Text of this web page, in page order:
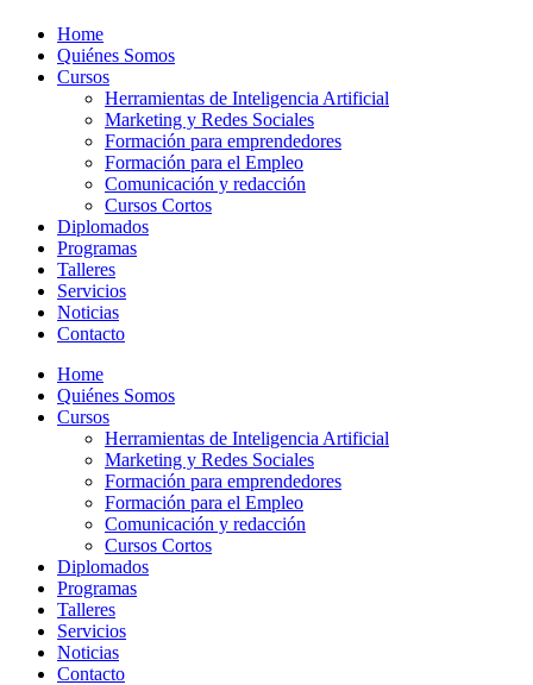
Home
Quiénes Somos
Cursos
Herramientas de Inteligencia Artificial
Marketing y Redes Sociales
Formación para emprendedores
Formación para el Empleo
Comunicación y redacción
Cursos Cortos
Diplomados
Programas
Talleres
Servicios
Noticias
Contacto
Home
Quiénes Somos
Cursos
Herramientas de Inteligencia Artificial
Marketing y Redes Sociales
Formación para emprendedores
Formación para el Empleo
Comunicación y redacción
Cursos Cortos
Diplomados
Programas
Talleres
Servicios
Noticias
Contacto